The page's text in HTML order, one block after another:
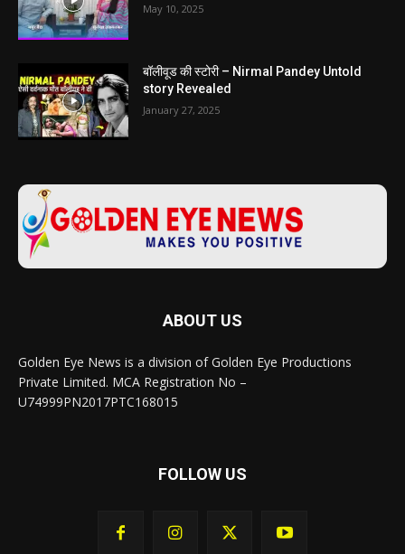
May 10, 2025
बॉलीवूड की स्टोरी – Nirmal Pandey Untold
story Revealed
January 27, 2025
ABOUT US
Golden Eye News is a division of Golden Eye Productions
Private Limited. MCA Registration No –
U74999PN2017PTC168015
FOLLOW US